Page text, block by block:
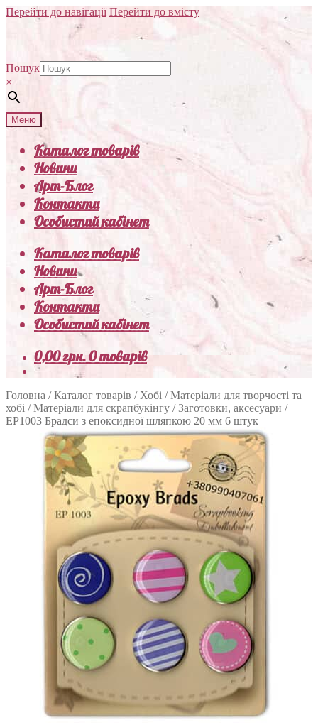
Перейти до навігації Перейти до вмісту
Пошук
×
Меню
Каталог товарів
Новини
Арт-Блог
Контакти
Особистий кабінет
Каталог товарів
Новини
Арт-Блог
Контакти
Особистий кабінет
0,00грн.0 товарів
Головна /Каталог товарів / Хобі /Матеріали для творчості та
хобі /Матеріали для скрапбукінгу /Заготовки, аксесуари /
EP1003 Брадси з епоксидної шляпкою 20 мм 6 штук